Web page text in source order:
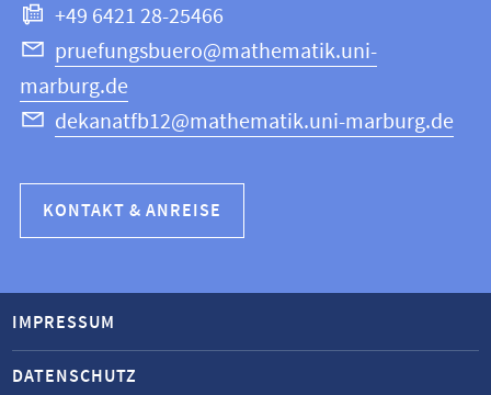
+49 6421 28-25466
pruefungsbuero@mathematik.uni-
marburg.de
dekanatfb12@mathematik.uni-marburg.de
KONTAKT & ANREISE
IMPRESSUM
DATENSCHUTZ